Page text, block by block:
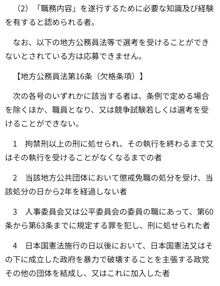
（2）「職務内容」を遂行するために必要な知識及び経験
を有すると認められる者。
なお、以下の地方公務員法等で選考を受けることができ
ないとされている方は応募できません。
【地方公務員法第16条（欠格条項）】
次の各号のいずれかに該当する者は、条例で定める場合
を除くほか、職員となり、又は競争試験若しくは選考を受
けることができない。
1 拘禁刑以上の刑に処せられ、その執行を終わるまで又
はその執行を受けることがなくなるまでの者
2 当該地方公共団体において懲戒免職の処分を受け、当
該処分の日から2年を経過しない者
3 人事委員会又は公平委員会の委員の職にあって、第60
条から第63条までに規定する罪を犯し、刑に処せられた者
4 日本国憲法施行の日以後において、日本国憲法又はそ
の下に成立した政府を暴力で破壊することを主張する政党
その他の団体を結成し、又はこれに加入した者